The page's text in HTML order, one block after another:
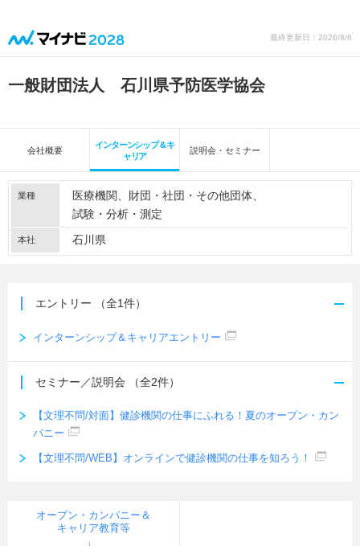
最終更新日：2026/8/6
一般財団法人 石川県予防医学協会
会社概要
インターンシップ＆キ
ャリア
説明会・セミナー
業種 医療機関
財団・社団・その他団体
試験・分析・測定
本社 石川県
エントリー （全1件）
インターンシップ＆キャリアエントリー
セミナー／説明会 （全2件）
【文理不問/対面】健診機関の仕事にふれる！夏のオープン・カン
パニー
【文理不問/WEB】オンラインで健診機関の仕事を知ろう！
オープン・カンパニー＆
キャリア教育等